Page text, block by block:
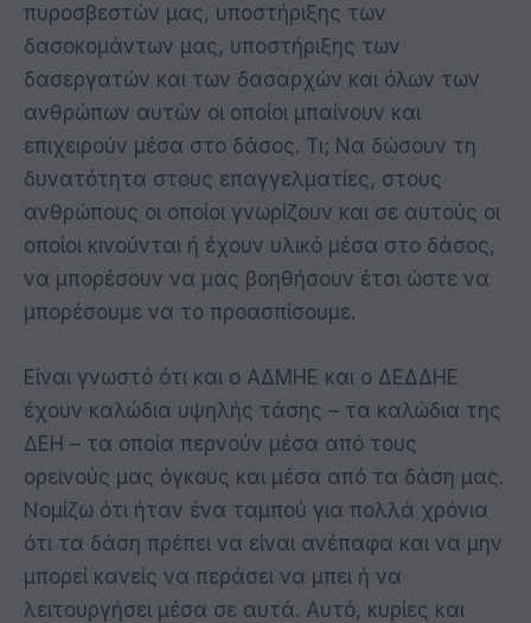
πυροσβεστών μας, υποστήριξης των
δασοκομάντων μας, υποστήριξης των
δασεργατών και των δασαρχών και όλων των
ανθρώπων αυτών οι οποίοι μπαίνουν και
επιχειρούν μέσα στο δάσος. Τι; Να δώσουν τη
δυνατότητα στους επαγγελματίες, στους
ανθρώπους οι οποίοι γνωρίζουν και σε αυτούς οι
οποίοι κινούνται ή έχουν υλικό μέσα στο δάσος,
να μπορέσουν να μας βοηθήσουν έτσι ώστε να
μπορέσουμε να το προασπίσουμε.
Είναι γνωστό ότι και ο ΑΔΜΗΕ και ο ΔΕΔΔΗΕ
έχουν καλώδια υψηλής τάσης – τα καλώδια της
ΔΕΗ – τα οποία περνούν μέσα από τους
ορεινούς μας όγκους και μέσα από τα δάση μας.
Νομίζω ότι ήταν ένα ταμπού για πολλά χρόνια
ότι τα δάση πρέπει να είναι ανέπαφα και να μην
μπορεί κανείς να περάσει να μπει ή να
λειτουργήσει μέσα σε αυτά. Αυτό, κυρίες και